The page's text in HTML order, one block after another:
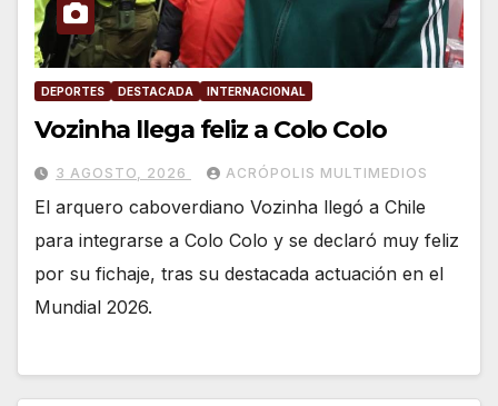
DEPORTES DESTACADA INTERNACIONAL
Vozinha llega feliz a Colo Colo
3 AGOSTO, 2026 ACRÓPOLIS MULTIMEDIOS
El arquero caboverdiano Vozinha llegó a Chile
para integrarse a Colo Colo y se declaró muy feliz
por su fichaje, tras su destacada actuación en el
Mundial 2026.